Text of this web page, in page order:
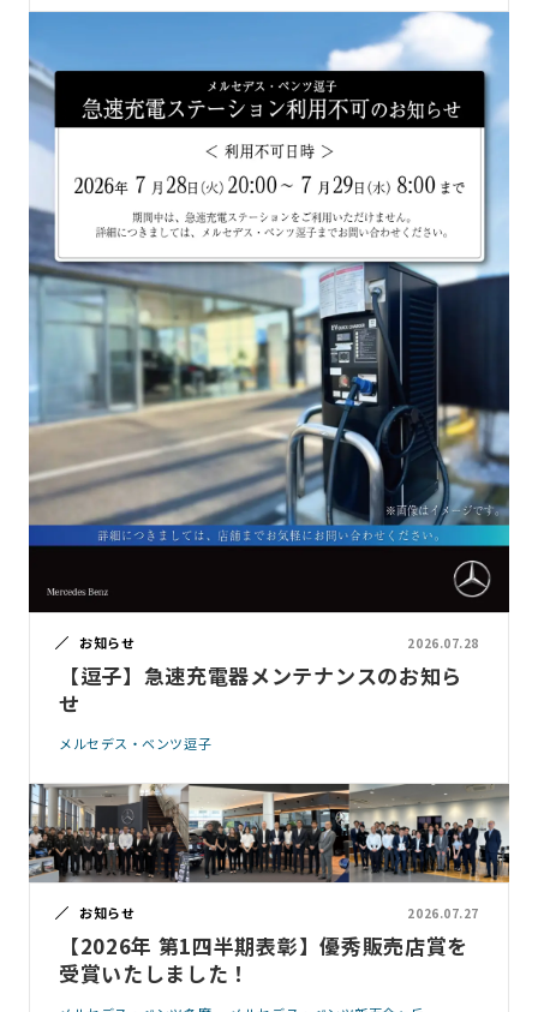
お知らせ 2026.07.28
【逗子】急速充電器メンテナンスのお知ら
せ
メルセデス・ベンツ逗子
お知らせ 2026.07.27
【2026年 第1四半期表彰】優秀販売店賞を
受賞いたしました！